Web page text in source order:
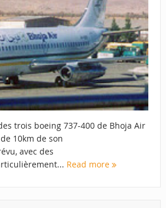
trois boeing 737-400 de Bhoja Air
10km de son
avec des
Read more